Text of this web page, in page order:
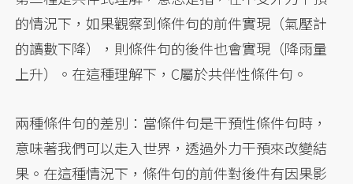
的情況下，如果觀察到條件句的前件實現（氣壓計
的讀數下降），則條件句的後件也會實現（降雨量
上升）。在這種理解下，C屬於共伴性條件句。
兩種條件句的差別：當條件句是干預性條件句時，
意味著我們可以走入世界，透過外力干預來改變結
果。在這種情況下，條件句的前件對後件有因果影